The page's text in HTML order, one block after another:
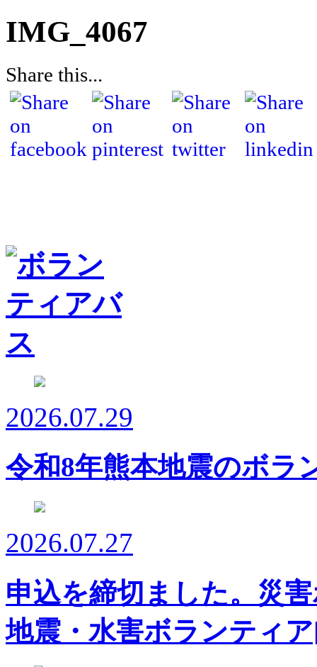
IMG_4067
Share this...
2026.07.29
令和8年熊本地震のボラ
2026.07.27
申込を締切ました。災
地震・水害ボランティ